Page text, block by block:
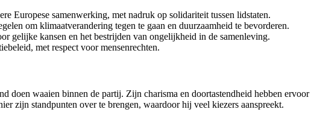
Europese samenwerking, met nadruk op solidariteit tussen lidstaten.
om klimaatverandering tegen te gaan en duurzaamheid te bevorderen.
gelijke kansen en het bestrijden van ongelijkheid in de samenleving.
met respect voor mensenrechten.
doen waaien binnen de partij. Zijn charisma en doortastendheid hebben
zijn standpunten over te brengen, waardoor hij veel kiezers aanspreekt.